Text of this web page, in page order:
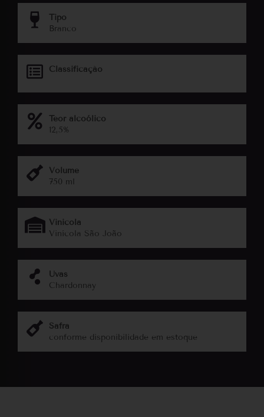
Tipo
Branco
Classificação
Teor alcoólico
12,5%
Volume
750 ml
Vinicola
Vinícola São João
Uvas
Chardonnay
Safra
conforme disponibilidade em estoque